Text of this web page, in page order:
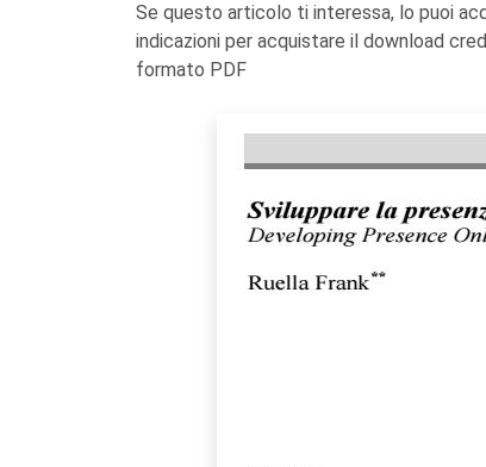
Se questo articolo ti interessa, lo puoi
indicazioni per acquistare il download
formato PDF